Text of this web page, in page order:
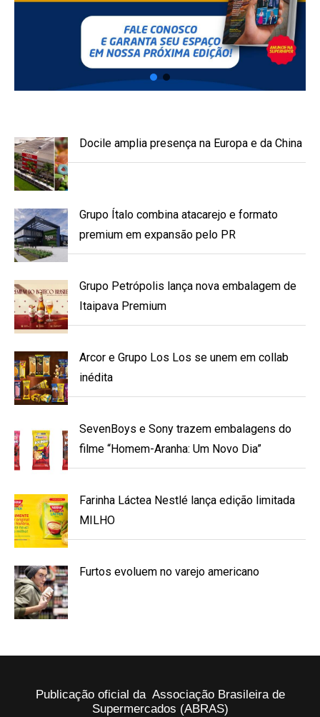
Docile amplia presença na Europa e da China
Grupo Ítalo combina atacarejo e formato
premium em expansão pelo PR
Grupo Petrópolis lança nova embalagem de
Itaipava Premium
Arcor e Grupo Los Los se unem em collab
inédita
SevenBoys e Sony trazem embalagens do
filme “Homem-Aranha: Um Novo Dia”
Farinha Láctea Nestlé lança edição limitada
MILHO
Furtos evoluem no varejo americano
Publicação oficial da Associação Brasileira de
Supermercados (ABRAS)